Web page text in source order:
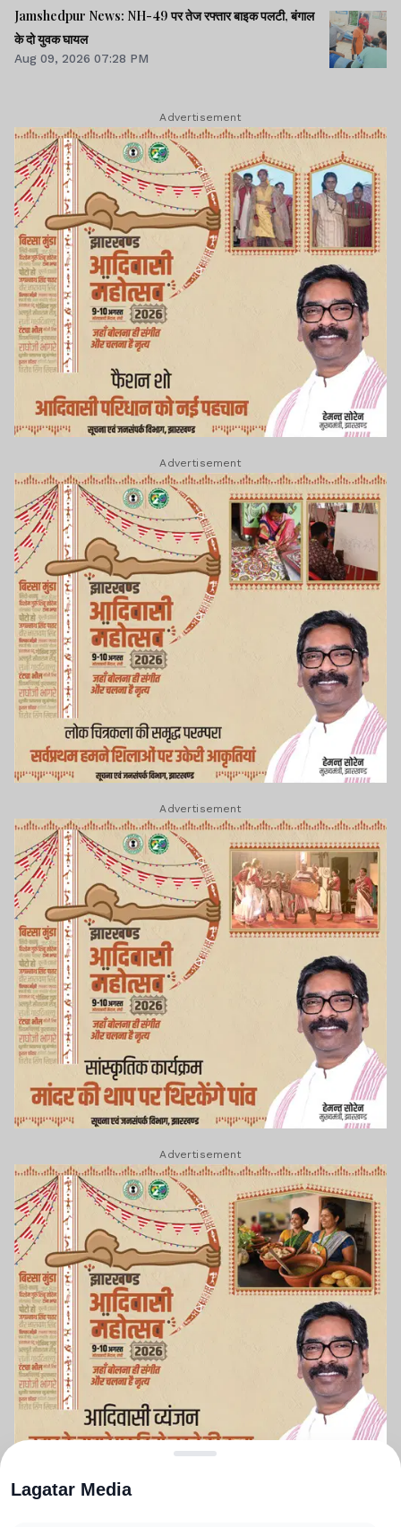
Jamshedpur News: NH-49 पर तेज रफ्तार बाइक पलटी, बंगाल
के दो युवक घायल
Aug 09, 2026 07:28 PM
Advertisement
Advertisement
Advertisement
Advertisement
Lagatar Media